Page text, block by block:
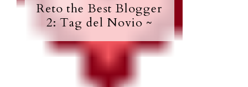
Reto the Best Blogger
2: Tag del Novio ~